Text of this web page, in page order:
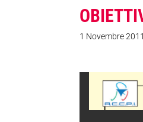
1 Novembre 2011